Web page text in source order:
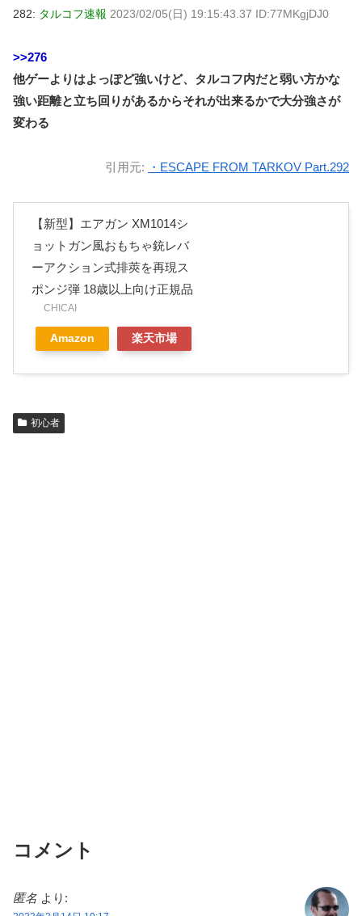
282: タルコフ速報 2023/02/05(日) 19:15:43.37 ID:77MKgjDJ0
>>276
他ゲーよりはよっぽど強いけど、タルコフ内だと弱い方かな
強い距離と立ち回りがあるからそれが出来るかで大分強さが
変わる
引用元: ・ESCAPE FROM TARKOV Part.292
【新型】エアガン XM1014シ
ョットガン風おもちゃ銃レバ
ーアクション式排莢を再現ス
ポンジ弾 18歳以上向け正規品
CHICAI
Amazon 楽天市場
初心者
コメント
匿名 より: